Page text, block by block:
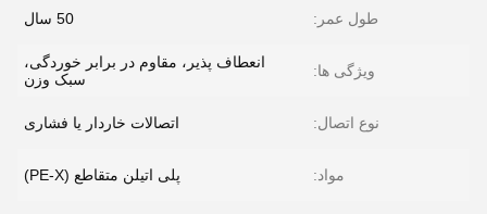
طول عمر: 50 سال
ویژگی ها:
انعطاف پذیر، مقاوم در برابر خوردگی،
سبک وزن
نوع اتصال: اتصالات خاردار یا فشاری
مواد: پلی اتیلن متقاطع (PE-X)